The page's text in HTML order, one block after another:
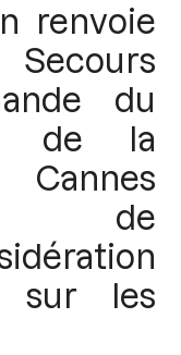
renvoie
du
de la
de
sur les